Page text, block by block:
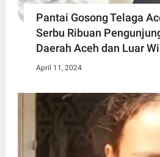
Pantai Gosong Telaga
Serbu Ribuan
Daerah Aceh dan Luar
April 11, 2024